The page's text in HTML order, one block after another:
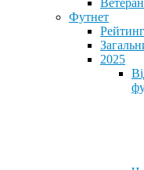
Футнет
Рейтинг
2025